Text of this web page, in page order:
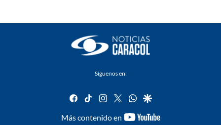
Síguenos en:
facebook
tiktok instagram
twitterwhatsapp
google
Más contenido en
youtube-